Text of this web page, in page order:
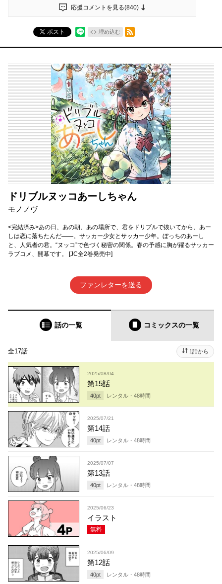
応援コメントを見る(840)
ポスト 埋め込む
RSSフィード
ドリブルヌッコあーしちゃん
モノノヴ
<完結済み>あの日、あの朝、あの場所で、君をドリブルで抜いてから、あー
しは恋に落ちたんだ――。サッカー少女とサッカー少年。ぼっちのあーし
と、人気者の君。“ヌッコ”で色づく秘密の関係。春の予感に胸が躍るサッカー
ラブコメ、開幕です。 [JC全2巻発売中]
ファンレターを送る
話の一覧 コミックスの一覧
全17話 1話から
2025/08/04
第15話
40pt レンタル・ 48時間
2025/07/21
第14話
40pt レンタル・ 48時間
2025/07/07
第13話
40pt レンタル・ 48時間
2025/06/23
イラスト
無料
2025/06/09
第12話
40pt レンタル・ 48時間